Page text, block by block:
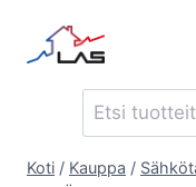
sisältöön
Etsi:
Koti / Kauppa /